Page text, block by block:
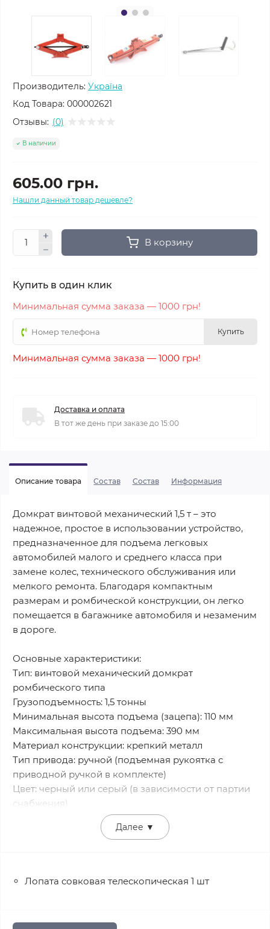
Производитель: Україна
Код Товара: 000002621
Отзывы: (0)
В наличии
605.00 грн.
Нашли данный товар дешевле?
В корзину
Купить в один клик
Минимальная сумма заказа — 1000 грн!
Купить
Минимальная сумма заказа — 1000 грн!
Доставка и оплата
В тот же день при заказе до 15:00
Описание товара Состав Состав Информация
Домкрат винтовой механический 1,5 т – это
надежное, простое в использовании устройство,
предназначенное для подъема легковых
автомобилей малого и среднего класса при
замене колес, технического обслуживания или
мелкого ремонта. Благодаря компактным
размерам и ромбической конструкции, он легко
помещается в багажнике автомобиля и незаменим
в дороге.
Основные характеристики:
Тип: винтовой механический домкрат
ромбического типа
Грузоподъемность: 1,5 тонны
Минимальная высота подъема (зацепа): 110 мм
Максимальная высота подъема: 390 мм
Материал конструкции: крепкий металл
Тип привода: ручной (подъемная рукоятка с
приводной ручкой в комплекте)
Цвет: черный или серый (в зависимости от партии
снабжения)
Компактность и мобильность – легко
Далее ▼
Лопата совковая телескопическая 1 шт